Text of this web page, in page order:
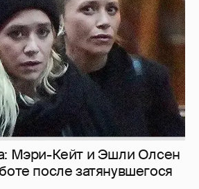
Мэри-Кейт и Эшли Олсен
после затянувшегося